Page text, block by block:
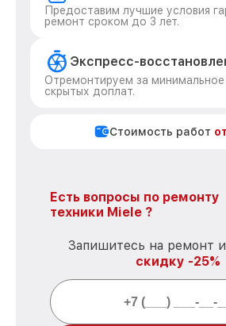
Предоставим лучшие условия
ремонт сроком до 3 лет.
Экспресс-
Отремонтируем за минимальное
скрытых доплат.
Стоимость работ
Есть вопросы по ремонту
техники Miele ?
Запишитесь на ремонт
скидку -25%